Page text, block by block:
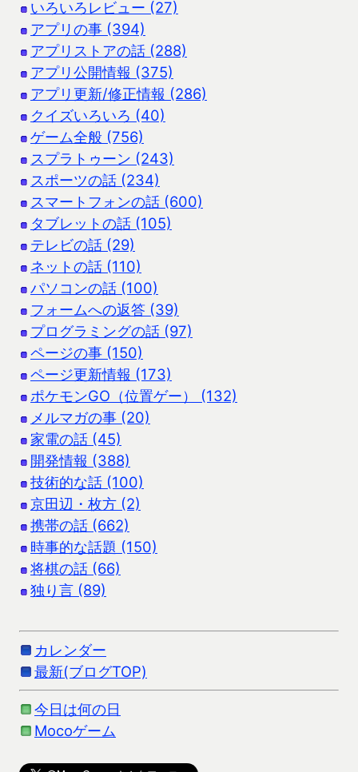
いろいろレビュー (27)
アプリの事 (394)
アプリストアの話 (288)
アプリ公開情報 (375)
アプリ更新/修正情報 (286)
クイズいろいろ (40)
ゲーム全般 (756)
スプラトゥーン (243)
スポーツの話 (234)
スマートフォンの話 (600)
タブレットの話 (105)
テレビの話 (29)
ネットの話 (110)
パソコンの話 (100)
フォームへの返答 (39)
プログラミングの話 (97)
ページの事 (150)
ページ更新情報 (173)
ポケモンGO（位置ゲー） (132)
メルマガの事 (20)
家電の話 (45)
開発情報 (388)
技術的な話 (100)
京田辺・枚方 (2)
携帯の話 (662)
時事的な話題 (150)
将棋の話 (66)
独り言 (89)
カレンダー
最新(ブログTOP)
今日は何の日
Mocoゲーム